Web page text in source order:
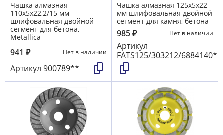
Чашка алмазная
110х5х22,2/15 мм
шлифовальная двойной
сегмент для бетона,
Metallica
941 ₽ Нет в наличии
Артикул 900789**
Чашка алмазная 125х5х22
мм шлифовальная двойной
сегмент для камня, бетона
985₽ Нет в наличии
Артикул
FATS125/303212/6884140*